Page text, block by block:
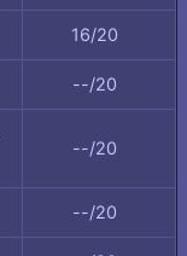
16/20
--/20
--/20
--/20